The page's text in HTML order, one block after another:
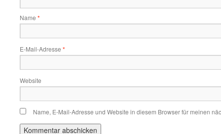
Name *
E-Mail-Adresse *
Website
Name, E-Mail-Adresse und Website in diesem Browser für meinen